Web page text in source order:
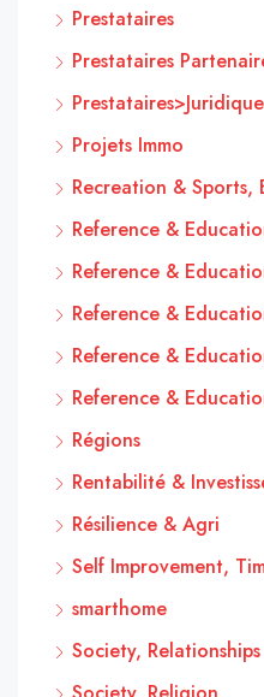
Prestataires
Prestataires
Prestataires>Juridique
Projets Immo
Recreation & Sports,
Reference &
Reference &
Reference &
Reference &
Reference &
Régions
Rentabilité &
Résilience & Agri
Self Improvement,
smarthome
Society, Relationships